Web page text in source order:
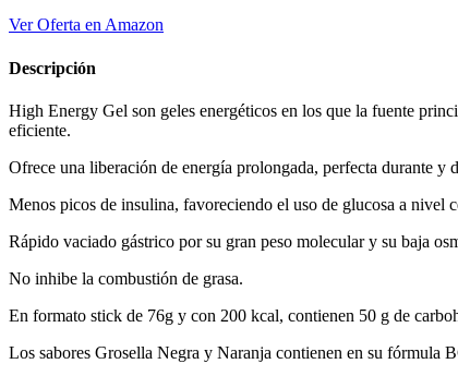
Ver Oferta en Amazon
Descripción
High Energy Gel son geles energéticos en los que la fuente
eficiente.
Ofrece una liberación de energía prolongada, perfecta durante y
Menos picos de insulina, favoreciendo el uso de glucosa a nivel
Rápido vaciado gástrico por su gran peso molecular y su baja
No inhibe la combustión de grasa.
En formato stick de 76g y con 200 kcal, contienen 50 g de
Los sabores Grosella Negra y Naranja contienen en su fórmula